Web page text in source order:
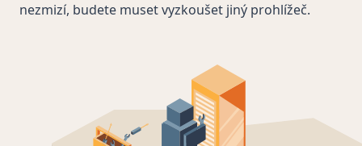
nezmizí, budete muset vyzkoušet jiný prohlížeč.